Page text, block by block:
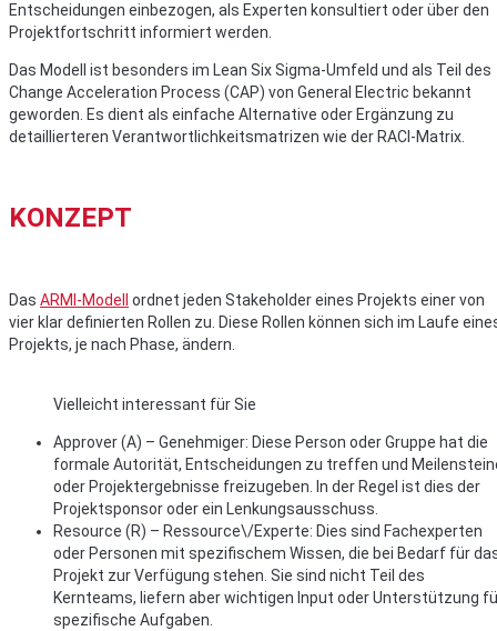
Entscheidungen einbezogen, als Experten konsultiert oder über den
Projektfortschritt informiert werden.
Das Modell ist besonders im Lean Six Sigma-Umfeld und als Teil des
Change Acceleration Process (CAP) von General Electric bekannt
geworden. Es dient als einfache Alternative oder Ergänzung zu
detaillierteren Verantwortlichkeitsmatrizen wie der RACI-Matrix.
KONZEPT
Das ARMI-Modell
ordnet jeden Stakeholder eines Projekts einer von
vier klar definierten Rollen zu. Diese Rollen können sich im Laufe
Projekts, je nach Phase, ändern.
Vielleicht interessant für Sie
Approver (A) – Genehmiger: Diese Person oder Gruppe hat die
formale Autorität, Entscheidungen zu treffen und
oder Projektergebnisse freizugeben. In der Regel ist dies der
Projektsponsor oder ein Lenkungsausschuss.
Resource (R) – Ressource\/Experte: Dies sind Fachexperten
oder Personen mit spezifischem Wissen, die bei Bedarf für
Projekt zur Verfügung stehen. Sie sind nicht Teil des
Kernteams, liefern aber wichtigen Input oder Unterstützung
spezifische Aufgaben.